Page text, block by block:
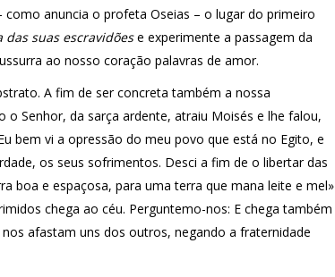
anuncia o profeta Oseias – o lugar do primeiro
das suas escravidõese experimente a passagem da
ao nosso coração palavras de amor.
A fim de ser concreta também a nossa
o Senhor, da sarça ardente, atraiu Moisés e lhe falou,
bem vi a opressão do meu povo que está no Egito, e
os seus sofrimentos. Desci a fim de o libertar das
boa e espaçosa, para uma terra que mana leite e mel»
chega ao céu. Perguntemo-nos: E chega também
afastam uns dos outros, negando a fraternidade